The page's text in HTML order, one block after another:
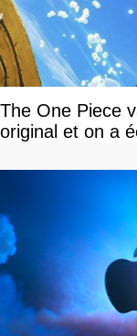
The One Piece
original et on a